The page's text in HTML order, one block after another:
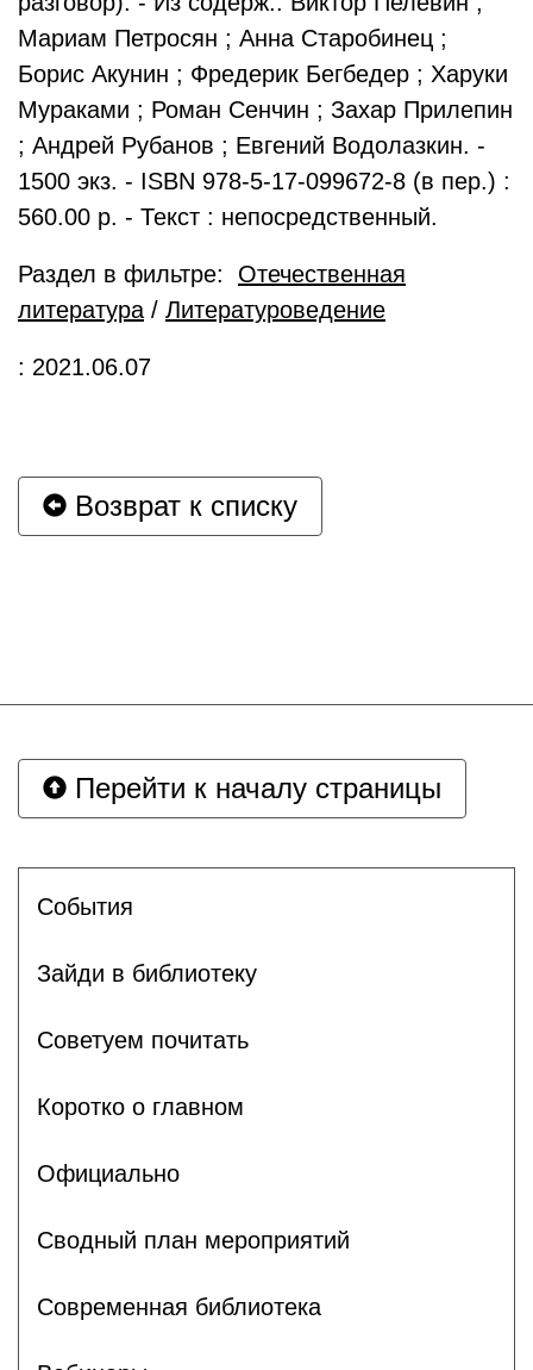
Мариам Петросян ; Анна Старобинец ;
Борис Акунин ; Фредерик Бегбедер ; Харуки
Мураками ; Роман Сенчин ; Захар Прилепин
; Андрей Рубанов ; Евгений Водолазкин. -
1500 экз. - ISBN 978-5-17-099672-8 (в пер.) :
560.00 р. - Текст : непосредственный.
Раздел в фильтре: Отечественная
литература / Литературоведение
: 2021.06.07
Возврат к списку
Перейти к началу страницы
События
Зайди в библиотеку
Советуем почитать
Коротко о главном
Официально
Сводный план мероприятий
Современная библиотека